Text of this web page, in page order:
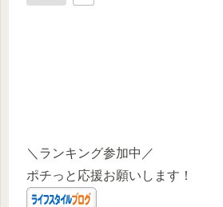
＼ランキング参加中／
ポチっと応援お願いします！